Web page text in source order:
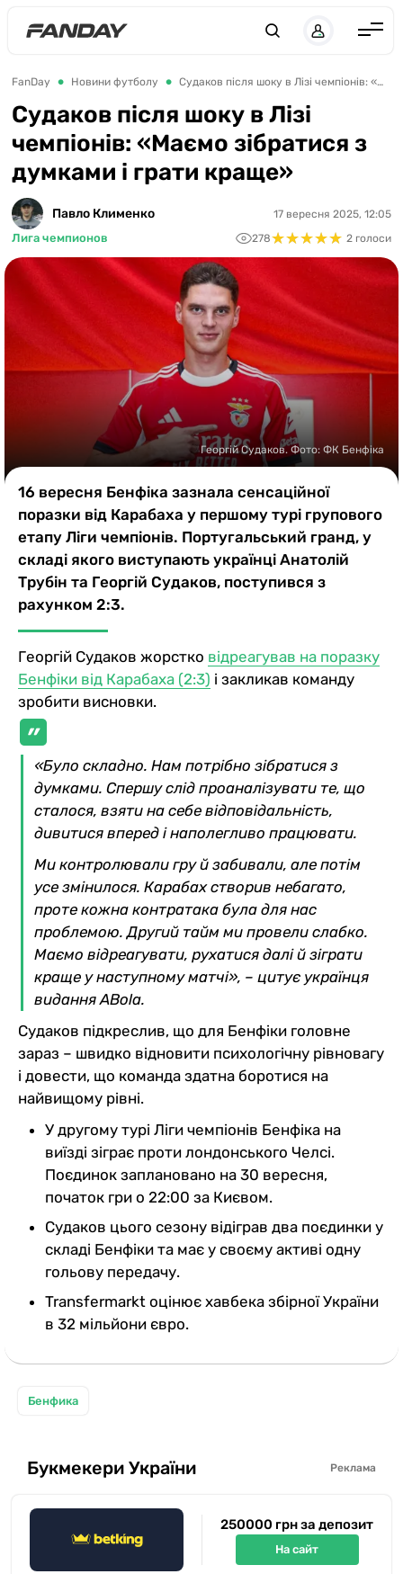
Англія
Іспанія
Німеччина
Італія
Франція
Україна
ЛЧ
ЛЕ
ЧЕ-2028
Букмекери
Казино
FanDay Новини футболу Судаков після шоку в Лізі чемпіонів: «Маємо зібратися з думками і грати краще»
Судаков після шоку в Лізі
чемпіонів: «Маємо зібратися з
думками і грати краще»
Павло Клименко
Лига чемпионов
17 вересня 2025, 12:05
278★★★★★
★★★★★ 2 голоси
Георгій Судаков. Фото: ФК Бенфіка
16 вересня Бенфіка зазнала сенсаційної
поразки від Карабаха у першому турі групового
етапу Ліги чемпіонів. Португальський гранд, у
складі якого виступають українці Анатолій
Трубін та Георгій Судаков, поступився з
рахунком 2:3.
Георгій Судаков жорстко відреагував на поразку
Бенфіки від Карабаха (2:3) і закликав команду
зробити висновки.
«Було складно. Нам потрібно зібратися з
думками. Спершу слід проаналізувати те, що
сталося, взяти на себе відповідальність,
дивитися вперед і наполегливо працювати.
Ми контролювали гру й забивали, але потім
усе змінилося. Карабах створив небагато,
проте кожна контратака була для нас
проблемою. Другий тайм ми провели слабко.
Маємо відреагувати, рухатися далі й зіграти
краще у наступному матчі», – цитує українця
видання ABola.
Судаков підкреслив, що для Бенфіки головне
зараз – швидко відновити психологічну рівновагу
і довести, що команда здатна боротися на
найвищому рівні.
У другому турі Ліги чемпіонів Бенфіка на
виїзді зіграє проти лондонського Челсі.
Поєдинок заплановано на 30 вересня,
початок гри о 22:00 за Києвом.
Судаков цього сезону відіграв два поєдинки у
складі Бенфіки та має у своєму активі одну
гольову передачу.
Transfermarkt оцінює хавбека збірної України
в 32 мільйони євро.
Бенфика
Букмекери України Реклама
250000 грн за депозит
На сайт